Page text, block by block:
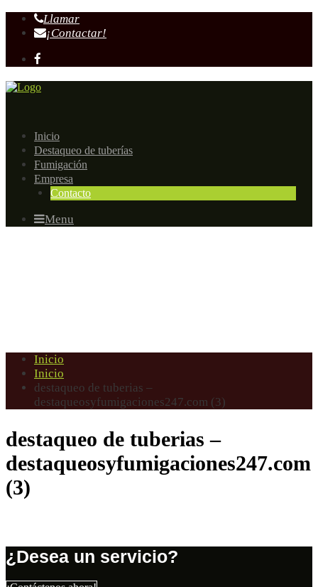
Llamar
¡Contactar!
Inicio
Destaqueo de tuberías
Fumigación
Empresa
Contacto
Menu
Inicio
Inicio
destaqueo de tuberias –
destaqueosyfumigaciones247.com (3)
destaqueo de tuberias –
destaqueosyfumigaciones247.com
(3)
¿Desea un servicio?